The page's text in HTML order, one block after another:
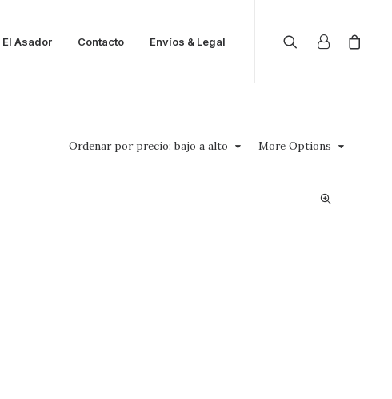
El Asador Contacto Envíos & Legal
Ordenar por precio: bajo a alto More Options